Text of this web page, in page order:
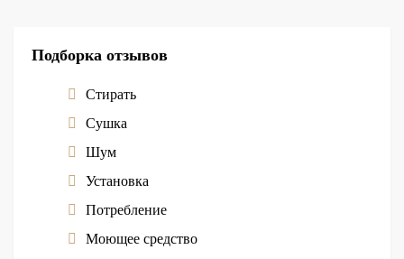
Подборка отзывов
Стирать
Сушка
Шум
Установка
Потребление
Моющее средство